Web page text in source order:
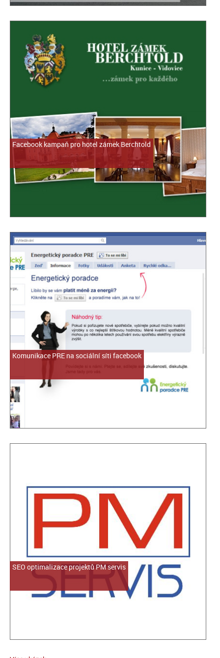
Facebook kampaň pro hotel zámek Berchtold
Komunikace PRE na sociální síti facebook
SEO optimalizace projektů PM servis